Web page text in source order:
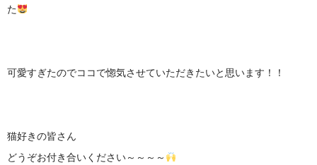
た
可愛すぎたのでココで惚気させていただきたいと思います！！
猫好きの皆さん
どうぞお付き合いください～～～～